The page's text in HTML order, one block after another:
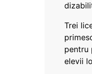
Trei
pentru
elevii